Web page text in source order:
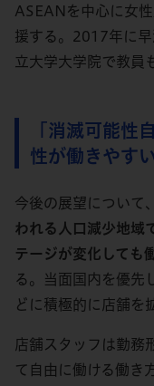
ASEANを中心に女
援する。2017年に
立大学大学院で教員
「消滅可能性
性が働きやす
今後の展望について
われる人口減少地域
テージが変化しても
る。当面国内を優先
どに積極的に店舗を
店舗スタッフは勤務
て自由に働ける働き